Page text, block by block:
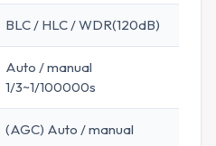
BLC / HLC / WDR(120dB)
Auto / manual
1/3~1/100000s
(AGC) Auto / manual